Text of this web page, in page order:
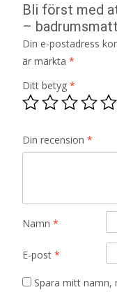
Bli först med
–
Din e-postadress
är märkta *
Ditt betyg *
Din recension *
Namn *
E-post *
Spara mitt namn,